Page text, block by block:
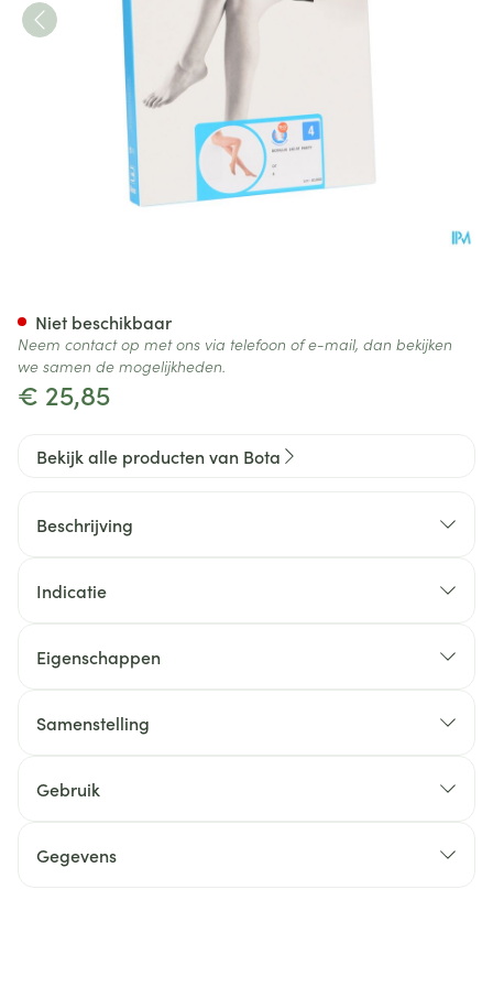
€ 25,85
Niet beschikbaar
Neem contact op met ons via telefoon of e-mail, dan bekijken
we samen de mogelijkheden.
Bekijk alle producten van Bota
Beschrijving
Indicatie
Eigenschappen
Samenstelling
Gebruik
Gegevens